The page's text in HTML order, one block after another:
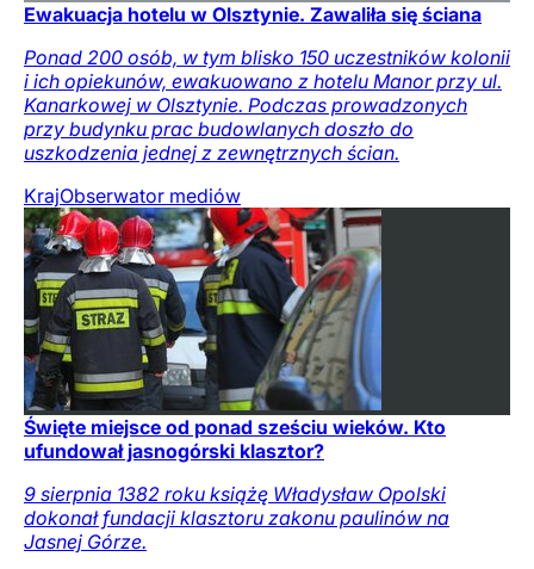
Ewakuacja hotelu w Olsztynie. Zawaliła się ściana
Ponad 200 osób, w tym blisko 150 uczestników kolonii
i ich opiekunów, ewakuowano z hotelu Manor przy ul.
Kanarkowej w Olsztynie. Podczas prowadzonych
przy budynku prac budowlanych doszło do
uszkodzenia jednej z zewnętrznych ścian.
KrajObserwator mediów
Święte miejsce od ponad sześciu wieków. Kto
ufundował jasnogórski klasztor?
9 sierpnia 1382 roku książę Władysław Opolski
dokonał fundacji klasztoru zakonu paulinów na
Jasnej Górze.